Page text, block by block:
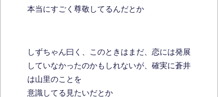
本当にすごく尊敬してるんだとか
しずちゃん曰く、このときはまだ、恋には発展
していなかったのかもしれないが、確実に蒼井
は山里のことを
意識してる見たいだとか